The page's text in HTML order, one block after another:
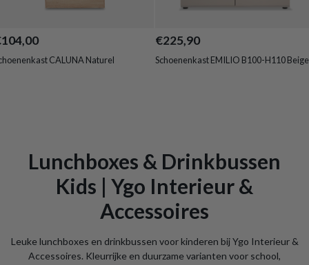
CALUNA Naturel
€225,90
Schoenenkast EMILIO B100-H110 Beige
Lunchboxes & Drinkbussen
Kids | Ygo Interieur &
Accessoires
Leuke lunchboxes en drinkbussen voor kinderen bij Ygo Interieur &
Accessoires. Kleurrijke en duurzame varianten voor school,